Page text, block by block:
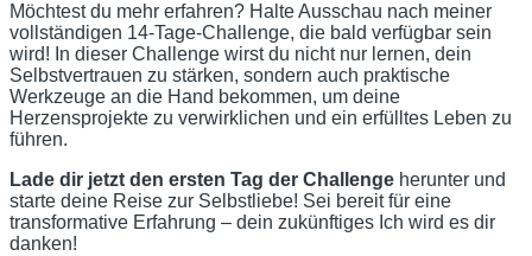
Möchtest du mehr erfahren? Halte Ausschau nach meiner
vollständigen 14-Tage-Challenge, die bald verfügbar sein
wird! In dieser Challenge wirst du nicht nur lernen, dein
Selbstvertrauen zu stärken, sondern auch praktische
Werkzeuge an die Hand bekommen, um deine
Herzensprojekte zu verwirklichen und ein erfülltes Leben zu
führen.
Lade dir jetzt den ersten Tag der Challenge herunter und
starte deine Reise zur Selbstliebe! Sei bereit für eine
transformative Erfahrung – dein zukünftiges Ich wird es dir
danken!